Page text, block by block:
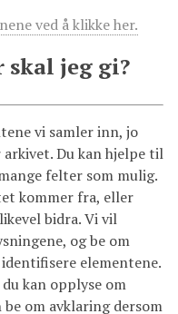
ved å klikke her.
jeg gi?
vi samler inn, jo
Du kan hjelpe til
felter som mulig.
kommer fra, eller
bidra. Vi vil
og be om
elementene.
kan opplyse om
om avklaring dersom